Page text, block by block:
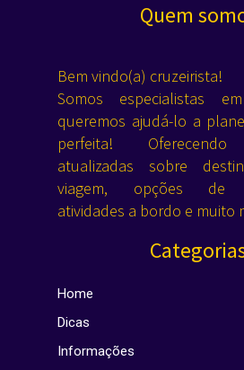
Quem
Bem vindo(a) cruzeirista!
Somos especialistas
queremos ajudá-lo a
perfeita! Oferecendo
atualizadas sobre
viagem, opções de
atividades a bordo e muito
Home
Dicas
Informações